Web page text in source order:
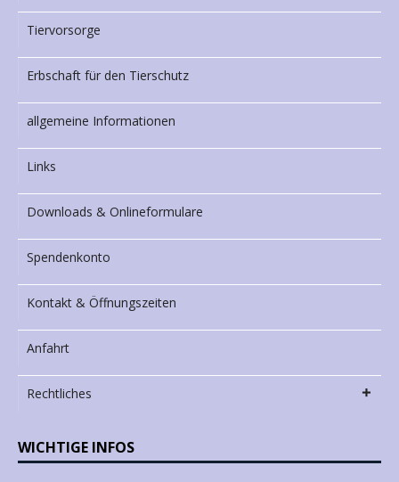
Tiervorsorge
Erbschaft für den Tierschutz
allgemeine Informationen
Links
Downloads & Onlineformulare
Spendenkonto
Kontakt & Öffnungszeiten
Anfahrt
Rechtliches
WICHTIGE INFOS